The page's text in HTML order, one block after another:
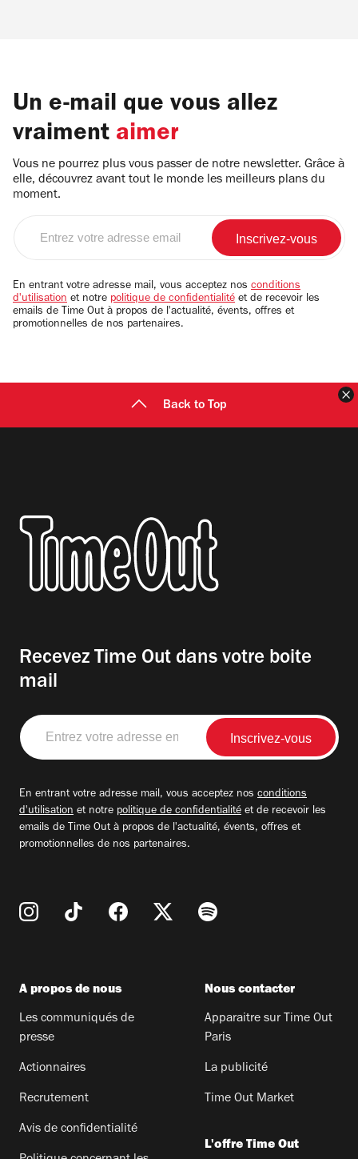
Un e-mail que vous allez
vraiment aimer
Vous ne pourrez plus vous passer de notre newsletter. Grâce à
elle, découvrez avant tout le monde les meilleurs plans du
moment.
email
En entrant votre adresse mail, vous acceptez nos conditions
d'utilisation et notre politique de confidentialité et de recevoir les
emails de Time Out à propos de l'actualité, évents, offres et
promotionnelles de nos partenaires.
Back to Top
Recevez Time Out dans votre boite
mail
Entrez
votre
adresse
En entrant votre adresse mail, vous acceptez nos conditions
d'utilisation et notre politique de confidentialité et de recevoir les
emails de Time Out à propos de l'actualité, évents, offres et
promotionnelles de nos partenaires.
A propos de nous
Les communiqués de
presse
Actionnaires
Recrutement
Avis de confidentialité
Nous contacter
Apparaitre sur Time Out
Paris
La publicité
Time Out Market
L'offre Time Out